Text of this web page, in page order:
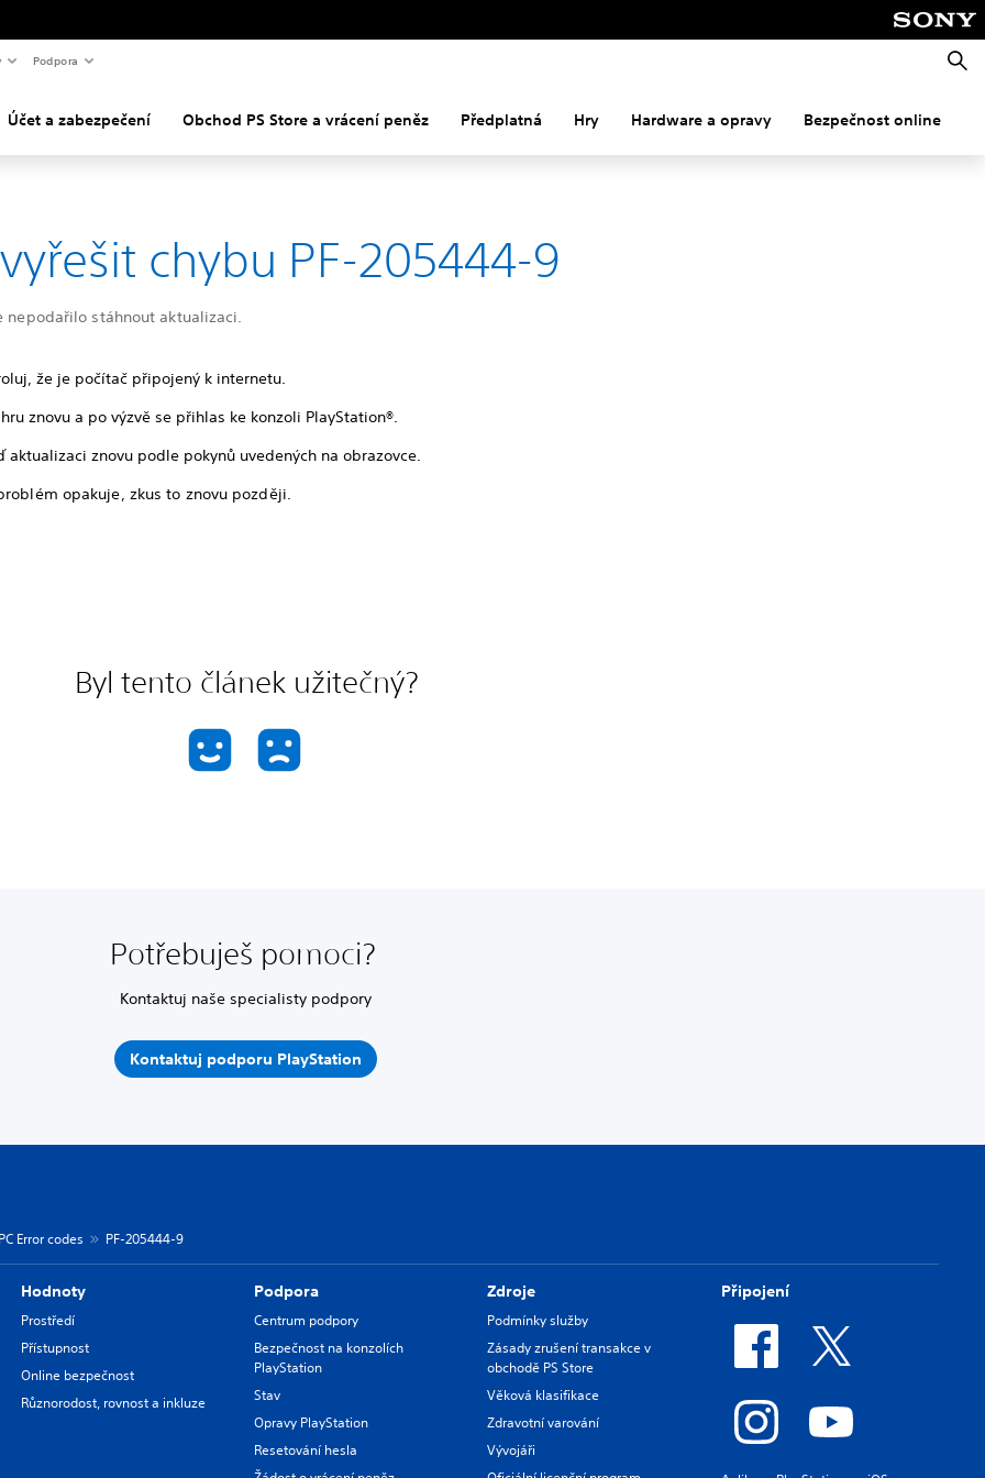
Podpora
Účet a zabezpečení Obchod PS Store a vrácení peněz Předplatná Hry Hardware a opravy Bezpečnost online
chybu PF-205444-9
nepodařilo stáhnout aktualizaci.
že je počítač připojený k internetu.
znovu a po výzvě se přihlas ke konzoli PlayStation®.
aktualizaci znovu podle pokynů uvedených na obrazovce.
opakuje, zkus to znovu později.
Byl tento článek užitečný?
Potřebuješ pomoci?
Kontaktuj naše specialisty podpory
Kontaktuj podporu PlayStation
PC Error codes PF-205444-9
Hodnoty
Prostředí
Přístupnost
Online bezpečnost
Různorodost, rovnost a inkluze
Podpora
Centrum podpory
Bezpečnost na konzolích
PlayStation
Stav
Opravy PlayStation
Resetování hesla
Zdroje
Podmínky služby
Zásady zrušení transakce v
obchodě PS Store
Věková klasifikace
Zdravotní varování
Vývojáři
Připojení